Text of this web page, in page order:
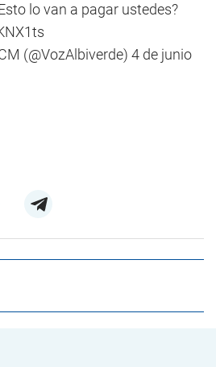
lo van a pagar ustedes?
(@VozAlbiverde) 4 de junio